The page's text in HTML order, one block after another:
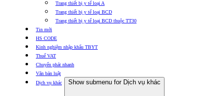
Trang thiết bị y tế loại A
Trang thiết bị y tế loại BCD
Trang thiết bị y tế loại BCD thuộc TT30
Tin mới
HS CODE
Kinh nghiệm nhập khẩu TBYT
Thuế VAT
Chuyển phát nhanh
Văn bản luật
Dịch vụ khác
Show submenu for Dịch vụ khác